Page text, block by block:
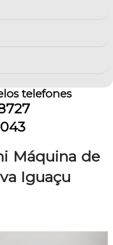
telefones
Máquina de
Iguaçu